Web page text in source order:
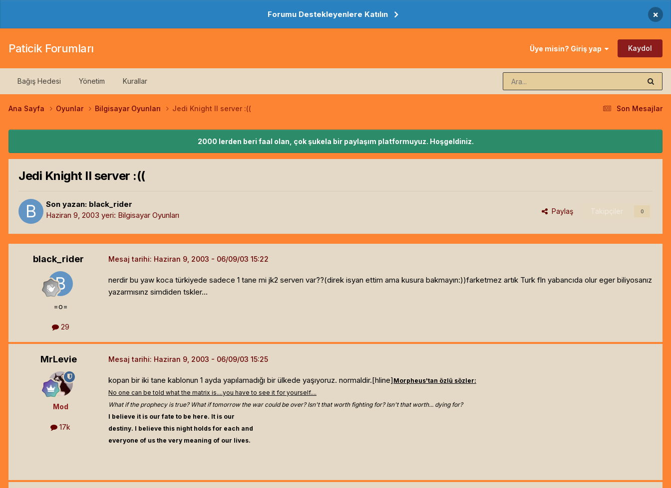
Forumu Destekleyenlere Katılın ×
Paticik Forumları Üye misin? Giriş yap Kaydol
Bağış Hedesi Yönetim Kurallar
Son Mesajlar
Ana Sayfa Oyunlar Bilgisayar Oyunları Jedi Knight II server :((
2000 lerden beri faal olan, çok şukela bir paylaşım platformuyuz. Hoşgeldiniz.
Jedi Knight II server :((
Son yazan: black_rider
Haziran 9, 2003 yeri: Bilgisayar Oyunları Paylaş Takipçiler 0
black_rider
=o=
29
Mesaj tarihi: Haziran 9, 2003
nerdir bu yaw koca türkiyede sadece 1 tane mi jk2 serverı var??(direk isyan ettim ama kusura bakmayın:))farketmez artık Turk fln yabancıda olur eger biliyosanız
yazarmısınz simdiden tskler...
MrLevie
Mod
17k
Mesaj tarihi: Haziran 9, 2003
kopan bir iki tane kablonun 1 ayda yapılamadığı bir ülkede yaşıyoruz. normaldir.[hline] Morpheus'tan özlü sözler:
No one can be told what the matrix is....you have to see it for yourself....
What if the prophecy is true? What if tomorrow the war could be over? Isn't that worth fighting for? Isn't that worth... dying for?
I believe it is our fate to be here. It is our
destiny. I believe this night holds for each and
everyone of us the very meaning of our lives.